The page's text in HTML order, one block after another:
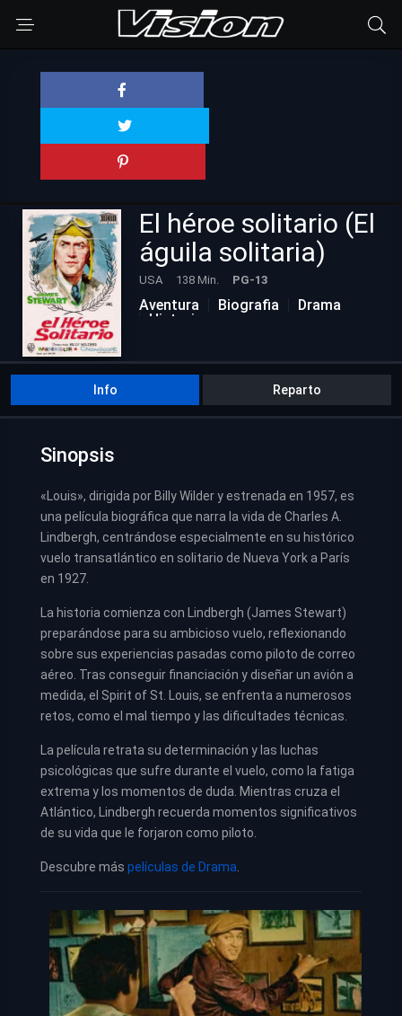
El héroe solitario (El
águila solitaria)
USA 138 Min. PG-13
Aventura Biografia
Drama
Historia
Info Reparto
Sinopsis
«Louis», dirigida por Billy Wilder y estrenada en 1957, es
una película biográfica que narra la vida de Charles A.
Lindbergh, centrándose especialmente en su histórico
vuelo transatlántico en solitario de Nueva York a París
en 1927.
La historia comienza con Lindbergh (James Stewart)
preparándose para su ambicioso vuelo, reflexionando
sobre sus experiencias pasadas como piloto de correo
aéreo. Tras conseguir financiación y diseñar un avión a
medida, el Spirit of St. Louis, se enfrenta a numerosos
retos, como el mal tiempo y las dificultades técnicas.
La película retrata su determinación y las luchas
psicológicas que sufre durante el vuelo, como la fatiga
extrema y los momentos de duda. Mientras cruza el
Atlántico, Lindbergh recuerda momentos significativos
de su vida que le forjaron como piloto.
Descubre más películas de Drama